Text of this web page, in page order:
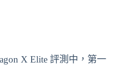
X Elite 評測中，第一